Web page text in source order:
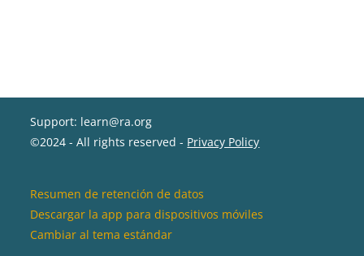
Support: learn@ra.org
©2024 - All rights reserved - Privacy Policy
Resumen de retención de datos
Descargar la app para dispositivos móviles
Cambiar al tema estándar